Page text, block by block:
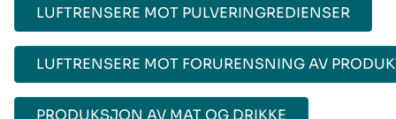
LUFTRENSERE MOT PULVERINGREDIENSER
LUFTRENSERE MOT FORURENSNING AV
PRODUKSJON AV MAT OG DRIKKE